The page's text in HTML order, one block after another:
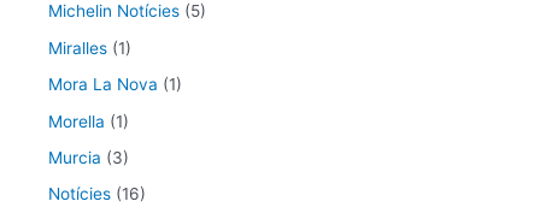
Michelin Notícies (5)
Miralles (1)
Mora La Nova (1)
Morella (1)
Murcia (3)
Notícies (16)